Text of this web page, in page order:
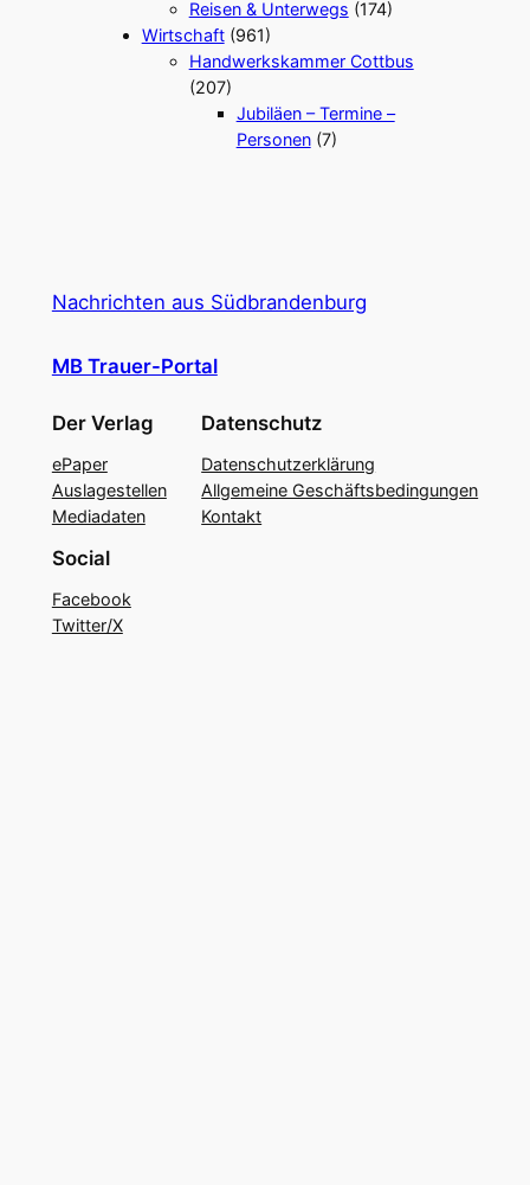
Reisen & Unterwegs (174)
Wirtschaft(961)
Handwerkskammer Cottbus
(207)
Jubiläen – Termine –
Personen(7)
Nachrichten aus Südbrandenburg
MB Trauer-Portal
Der Verlag
ePaper
Auslagestellen
Mediadaten
Datenschutz
Datenschutzerklärung
Allgemeine Geschäftsbedingungen
Kontakt
Social
Facebook
Twitter/X